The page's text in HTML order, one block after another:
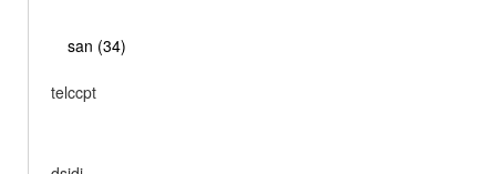
san (34)
telccpt